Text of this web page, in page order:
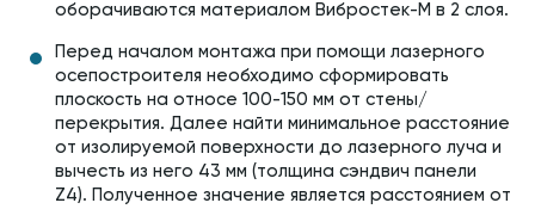
оборачиваются материалом Вибростек-М в 2 слоя.
Перед началом монтажа при помощи лазерного
осепостроителя необходимо сформировать
плоскость на относе 100-150 мм от стены/
перекрытия. Далее найти минимальное расстояние
от изолируемой поверхности до лазерного луча и
вычесть из него 43 мм (толщина сэндвич панели
Z4). Полученное значение является расстоянием от